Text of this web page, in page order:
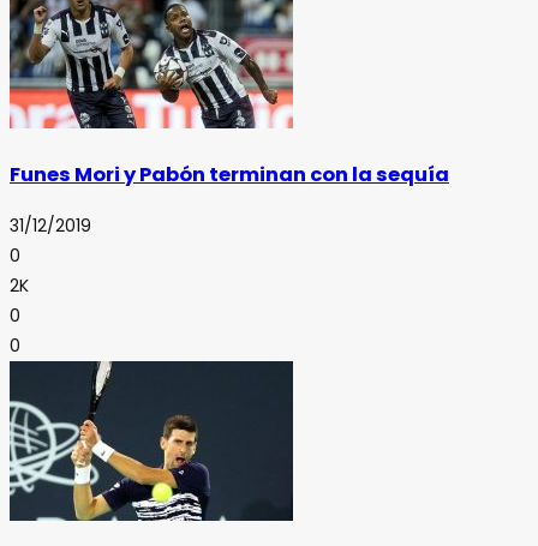
Funes Mori y Pabón terminan con la sequía
31/12/2019
0
2K
0
0